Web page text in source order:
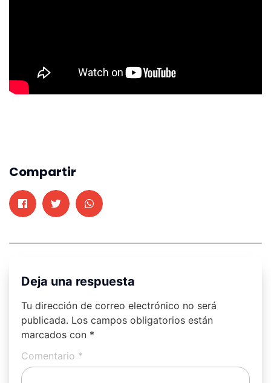
Compartir
Deja una respuesta
Tu dirección de correo electrónico no será
publicada. Los campos obligatorios están
marcados con *
Comentario *